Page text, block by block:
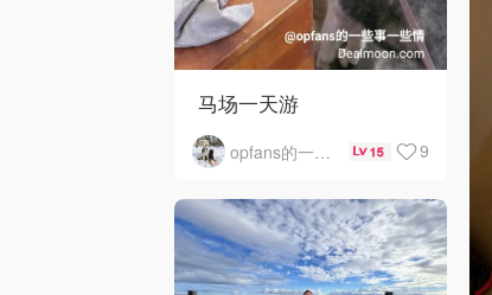
马场一天游
opfans的一些事一些情 15 9